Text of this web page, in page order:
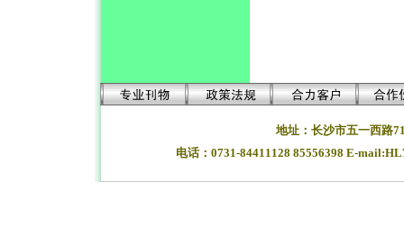
地址：长沙市五一西路
电话：0731-84411128 85556398 E-